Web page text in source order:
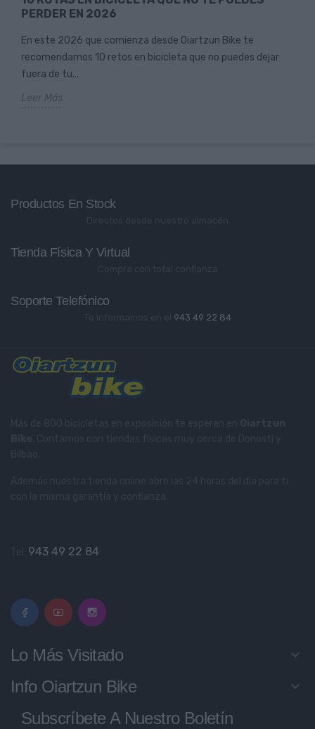
PERDER EN 2026
En este 2026 que comienza desde Oiartzun Bike te
recomendamos 10 retos en bicicleta que no puedes dejar
fuera de tu...
Leer Más
Productos En Stock
Tienda Física Y Virtual
Soporte Telefónico
943 49 22 84
943 49 22 84
Lo Más Visitado keyboard_arrow_down
Info Oiartzun Bike keyboard_arrow_down
Subscríbete A Nuestro Boletín